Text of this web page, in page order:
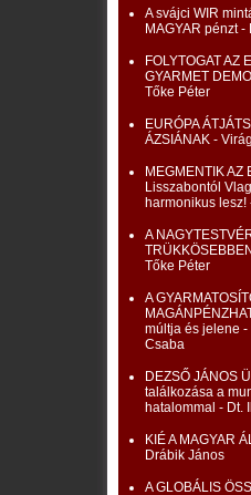
A svájci WIR
MAGYAR pénzt
FOLYTOGAT AZ
GYARMET
Tőke Péter
EURÓPA
ÁZSIÁNAK -
MEGMENTIK AZ
Lisszabontól
harmonikus lesz!
A
Tőke Péter
A
múltja és jelene -
Csaba
DEZSŐ JÁNOS
találkozása a
hatalommal - Dt.
KIÉ A MAGYAR
Drábik János
A GLOBÁLIS